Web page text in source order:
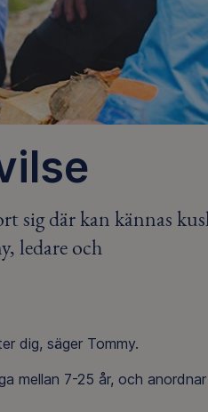
sig där kan kännas
ledare och
dig, säger Tommy.
mellan 7-25 år, och anordnar